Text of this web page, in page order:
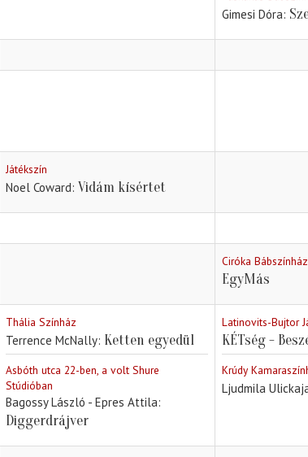
Gimesi Dóra
Játékszín
Noel Coward Vidám kísértet
Ciróka Bábszínház
EgyMás
Thália Színház
Terrence McNally Ketten egyedül
Asbóth utca 22-ben, a volt Shure
Stúdióban
Bagossy László - Epres Attila
Diggerdrájver
Latinovits-Bujtor
KÉTség -
Krúdy
Ljudmila